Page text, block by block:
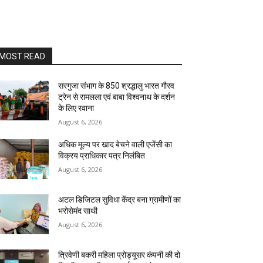
READ
सरगुजा संभाग के 850 श्रद्धालु भारत गौरव
ट्रेन से रामलला एवं बाबा विश्वनाथ के दर्शन
के लिए रवाना
August 6, 2026
अधिक मूल्य पर खाद बेचने वाली एजेंसी का
विक्रय प्राधिकार पत्र निलंबित
August 6, 2026
अटल डिजिटल सुविधा केंद्र बना ग्रामीणों का
भरोसेमंद साथी
August 6, 2026
त्रिवेणी बकरी महिला प्रोड्यूसर कंपनी की दो